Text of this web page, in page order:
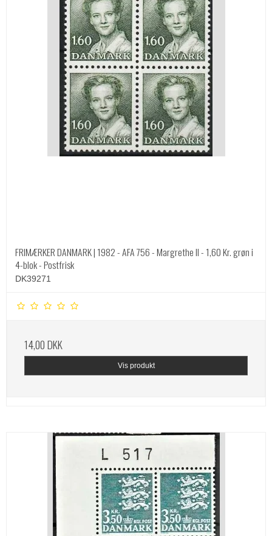
FRIMÆRKER DANMARK | 1982 - AFA 756 - Margrethe II - 1,60 Kr. grøn i
4-blok - Postfrisk
DK39271
14,00 DKK
Vis produkt